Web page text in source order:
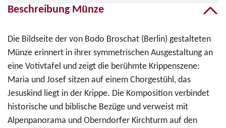
Beschreibung Münze
Die Bildseite der von Bodo Broschat (Berlin) gestalteten
Münze erinnert in ihrer symmetrischen Ausgestaltung an
eine Votivtafel und zeigt die berühmte Krippenszene:
Maria und Josef sitzen auf einem Chorgestühl, das
Jesuskind liegt in der Krippe. Die Komposition verbindet
historische und biblische Bezüge und verweist mit
Alpenpanorama und Oberndorfer Kirchturm auf den